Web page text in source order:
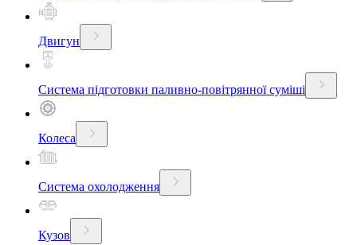
Двигун
Система підготовки паливно-повітрянної суміші
Колеса
Система охолодження
Кузов